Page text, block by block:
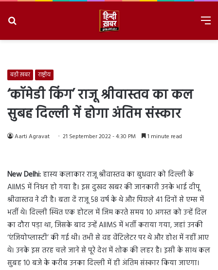
बड़ी ख़बर राष्ट्रीय
‘कॉमेडी किंग’ राजू श्रीवास्तव का कल
सुबह दिल्ली में होगा अंतिम संस्कार
Aarti Agravat 21 September 2022 - 4:30 PM 1 minute read
New Delhi:हास्य कलाकार राजू श्रीवास्तव का बुधवार को दिल्ली के
AIIMS में निधन हो गया है। इस दुखद खबर की जानकारी उनके भाई दीपू
श्रीवास्तव ने दी है। बता दें राजू 58 वर्ष के थे और पिछले 41 दिनों से एम्‍स में
भर्ती थे। दिल्ली स्थित एक होटल में जिम करते समय 10 अगस्त को उन्हें दिल
का दौरा पड़ा था, जिसके बाद उन्हें AIIMS में भर्ती कराया गया, जहां उनकी
‘एंजियोप्लास्टी’ की गई थी। तभी से वह वेंटिलेटर पर थे और होश में नहीं आए
थे। उनके इस तरह चले जाने से पूरे देश में शोक की लहर है। इसी के साथ कल
सुबह 10 बजे के करीब उनका दिल्ली में ही अंतिम संस्कार किया जाएगा।